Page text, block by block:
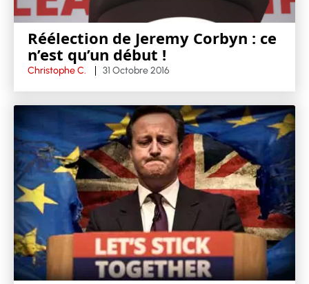
Réélection de Jeremy Corbyn : ce
n’est qu’un début !
Christophe C. 31 Octobre 2016